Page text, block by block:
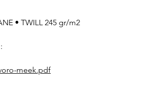
• TWILL 245 gr/m2
meek.pdf